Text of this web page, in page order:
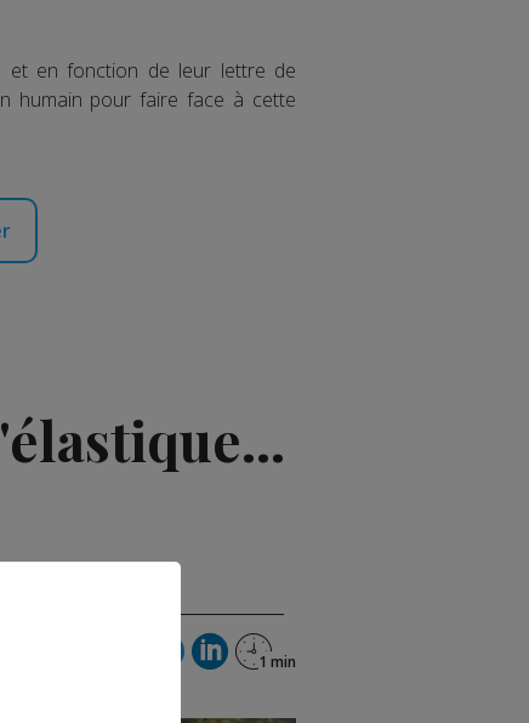
et en fonction de leur lettre de
humain pour faire face à cette